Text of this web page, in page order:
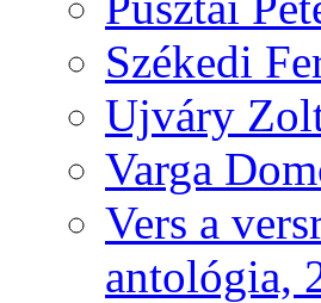
Székedi
Ujváry
Varga
Vers a
antológia,